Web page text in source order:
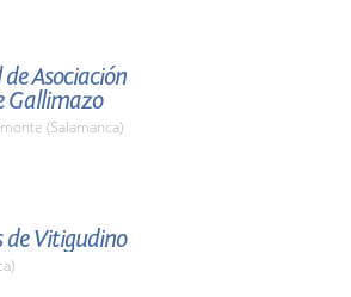
Asociación
Gallimazo
(Salamanca)
de Vitigudino